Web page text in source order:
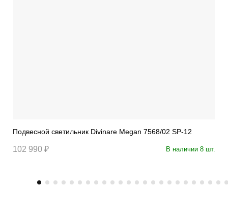
Подвесной светильник Divinare Megan 7568/02 SP-12
102 990 ₽ В наличии 8 шт.